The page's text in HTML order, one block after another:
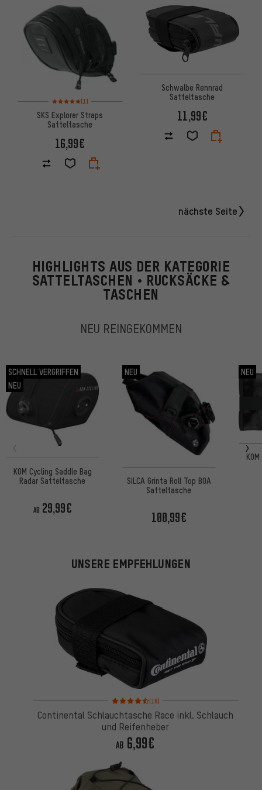
Bewertungen: 5 von 5 basierend auf 1 Bewertungen
(1)
SKS Explorer Straps
Satteltasche
16,99€
Schwalbe Rennrad
Satteltasche
11,99€
nächste Seite
HIGHLIGHTS AUS DER KATEGORIE
SATTELTASCHEN • RUCKSÄCKE &
TASCHEN
NEU REINGEKOMMEN
SCHNELL VERGRIFFEN
NEU
KOM Cycling Saddle Bag
Radar Satteltasche
AB 29,99€
NEU
SILCA Grinta Roll Top BOA
Satteltasche
100,99€
NEU
UNSERE EMPFEHLUNGEN
Bewertungen: 4,5 von 5 basierend auf 16
(16)
Continental Schlauchtasche Race inkl. Schlauch
und Reifenheber
AB 6,99€